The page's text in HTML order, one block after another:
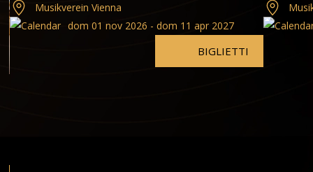
Musikverein Vienna
dom 01 nov 2026 - dom 11 apr 2027
BIGLIETTI